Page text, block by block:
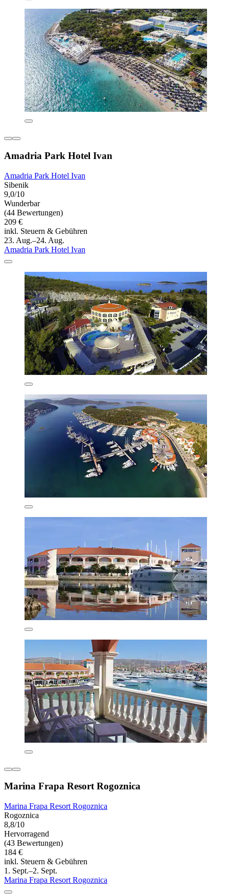
Amadria Park Hotel Ivan
Amadria Park Hotel Ivan
Sibenik
9,0/10
Wunderbar
(44 Bewertungen)
209 €
inkl. Steuern & Gebühren
23. Aug.–24. Aug.
Amadria Park Hotel Ivan
Marina Frapa Resort Rogoznica
Marina Frapa Resort Rogoznica
Rogoznica
8,8/10
Hervorragend
(43 Bewertungen)
184 €
inkl. Steuern & Gebühren
1. Sept.–2. Sept.
Marina Frapa Resort Rogoznica